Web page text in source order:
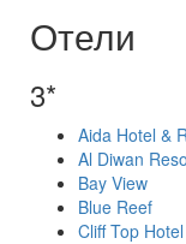
Отели
3*
Aida Hotel &
Al Diwan
Bay View
Blue Reef
Cliff Top Hotel